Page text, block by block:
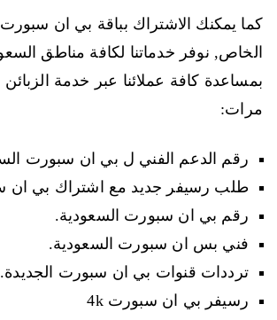
كما يمكنك الاشتراك بباقة بي ان
الخاص, نوفر خدماتنا لكافة مناطق
بمساعدة كافة عملائنا عبر خدمة
مرات:
رقم الدعم الفني ل بي ان سبورت
طلب رسيفر جديد مع اشتراك بي ان
رقم بي ان سبورت السعودية.
فني بس ان سبورت السعودية.
ترددات قنوات بي ان سبورت الجديدة.
رسيفر بي ان سبورت 4k